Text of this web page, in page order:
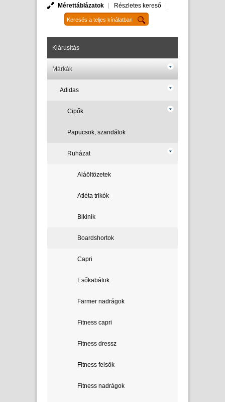
Mérettáblázatok Részletes kereső
Kiárusítás
Márkák
Adidas
Cipők
Papucsok, szandálok
Ruházat
Aláöltözetek
Atléta trikók
Bikinik
Boardshortok
Capri
Esőkabátok
Farmer nadrágok
Fitness capri
Fitness dressz
Fitness felsők
Fitness nadrágok